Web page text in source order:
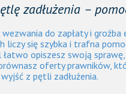
zadłużenia –
wezwania do zapłaty i groźba
liczy się szybka i trafna
opiszesz swoją
oferty prawników,
wyjść z pętli zadłużenia.